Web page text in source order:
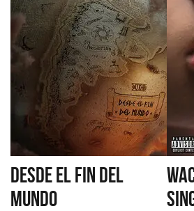
DESDE EL FIN DEL
MUNDO